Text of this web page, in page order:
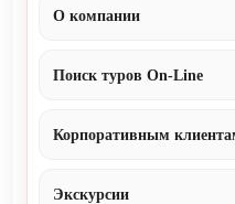
О компании
Поиск туров On-Line
Корпоративным
Экскурсии